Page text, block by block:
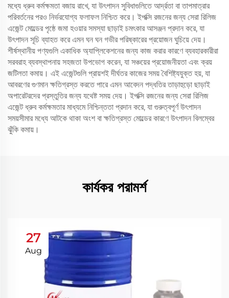
মধ্যে ধ্রুব কর্মক্ষমতা বজায় রাখে, যা উৎপাদন সুবিধাগুলিতে আর্দ্রতা বা তাপমাত্রার
পরিবর্তনের পরও নির্ভরযোগ্য ফলাফল নিশ্চিত করে। ইপক্সি রজনের জন্য সেরা রিলিজ
এজেন্ট মোল্ডের পৃষ্ঠে জমা হওয়ার সমস্যা ছাড়াই চমৎকার আসঞ্জন প্রদান করে, যা
উৎপাদন সূচি ব্যাহত করে এমন ঘন ঘন গভীর পরিষ্কারের প্রয়োজন ঘুচিয়ে দেয়।
শীর্ষস্থানীয় পণ্যগুলি একাধিক অ্যাপ্লিকেশনের জন্য কাজ করার কারণে ব্যবহারকারীরা
সরবরাহ ব্যবস্থাপনায় সহজতা উপভোগ করেন, যা সঞ্চয়ের প্রয়োজনীয়তা এবং ক্রয়
জটিলতা কমায়। এই এজেন্টগুলি প্রায়শই দীর্ঘতর কাজের সময় বৈশিষ্ট্যযুক্ত হয়, যা
আবরণের গুণমান ক্ষতিগ্রস্ত করতে পারে এমন আবেদন পদ্ধতির তাড়াহুড়ো ছাড়াই
অপারেটরদের প্রস্তুতির জন্য যথেষ্ট সময় দেয়। ইপক্সি রজনের জন্য সেরা রিলিজ
এজেন্ট ধ্রুব কর্মক্ষমতার মাধ্যমে নিশ্চিন্ততা প্রদান করে, যা গুরুত্বপূর্ণ উৎপাদন
সময়সীমার মধ্যে আটকে থাকা অংশ বা ক্ষতিগ্রস্ত মোল্ডের কারণে উৎপাদন বিলম্বের
ঝুঁকি কমায়।
কার্যকর পরামর্শ
27
Aug